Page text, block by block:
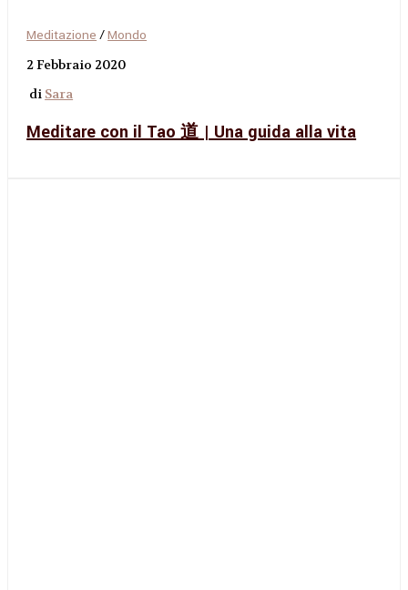
Meditazione /Mondo
2 Febbraio 2020
di Sara
Meditare con il Tao 道 | Una guida alla vita